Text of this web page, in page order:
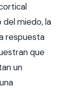
miedo, la
respuesta
que
un